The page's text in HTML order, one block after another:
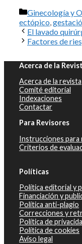
Categorías
Ginecología y
ectópico
El lavado
Factores de
Acerca de la
Acerca de la revista
Comité editorial
Indexaciones
Contactar
Para Revisores
Instrucciones para
Criterios de
Políticas
Política editorial y
Financiación y
Política anti-plagio
Correcciones y
Política de
Política de cookies
Aviso legal